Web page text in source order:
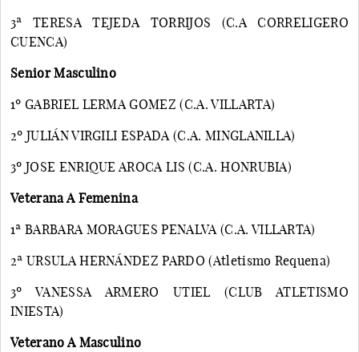
3ª TERESA TEJEDA TORRIJOS (C.A CORRELIGERO
CUENCA)
Senior Masculino
1º GABRIEL LERMA GOMEZ (C.A. VILLARTA)
2º JULIÁN VIRGILI ESPADA (C.A. MINGLANILLA)
3º JOSE ENRIQUE AROCA LIS (C.A. HONRUBIA)
Veterana A Femenina
1ª BARBARA MORAGUES PENALVA (C.A. VILLARTA)
2ª URSULA HERNÁNDEZ PARDO (Atletismo Requena)
3º VANESSA ARMERO UTIEL (CLUB ATLETISMO
INIESTA)
Veterano A Masculino